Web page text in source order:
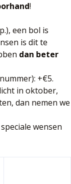
!
een bol is
is dit te
dan beter
+€5.
in oktober,
dan nemen we
wensen